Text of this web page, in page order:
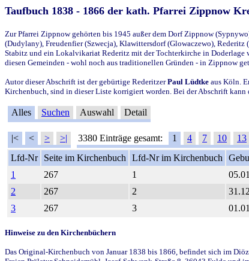
Taufbuch 1838 - 1866 der kath. Pfarrei Zippnow
Zur Pfarrei Zippnow gehörten bis 1945 außer dem Dorf Zippnow
(Dudylany), Freudenfier (Szwecja), Klawittersdorf (Glowaczewo),
Stabitz und ein Lokalvikariat Rederitz mit der Tochterkirche in Doderlage
diesen Gemeinden - wohl noch aus traditionellen Gründen - in Zippnow
Autor dieser Abschrift ist der gebürtige RederitzerPaul Lüdtke aus Köln.
Kirchenbuch, sind in dieser Liste korrigiert worden. Bei der Abschrift kann
Alles Suchen Auswahl Detail
|< < > >| 3380 Einträge gesamt: 1 4 7 10 13
Lfd-Nr
Seite im Kirchenbuch Lfd-Nr im Kirchenbuch
1
267 1
2
267 2
3
267 3
Hinweise zu den Kirchenbüchern
Das Original-Kirchenbuch von Januar 1838 bis 1866, befindet sich im